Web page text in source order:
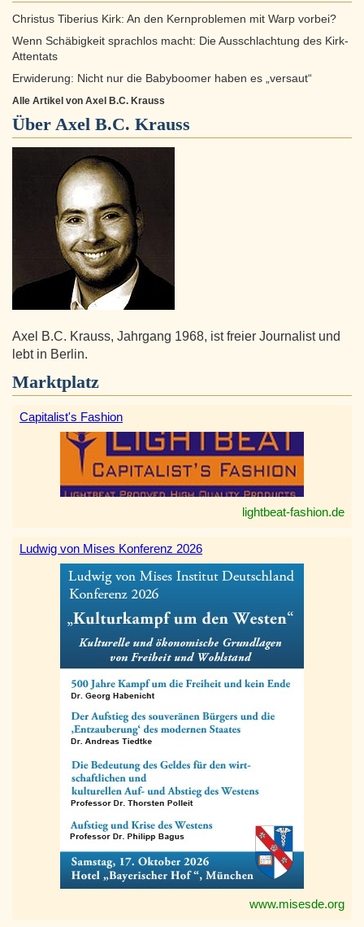
Christus Tiberius Kirk: An den Kernproblemen mit Warp vorbei?
Wenn Schäbigkeit sprachlos macht: Die Ausschlachtung des Kirk-
Attentats
Erwiderung: Nicht nur die Babyboomer haben es „versaut“
Alle Artikel von Axel B.C. Krauss
Über Axel B.C. Krauss
Axel B.C. Krauss, Jahrgang 1968, ist freier Journalist und
lebt in Berlin.
Marktplatz
Capitalist's Fashion
lightbeat-fashion.de
Ludwig von Mises Konferenz 2026
www.misesde.org